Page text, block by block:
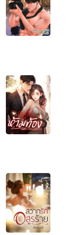
เรื่องสั้นคัดสรร